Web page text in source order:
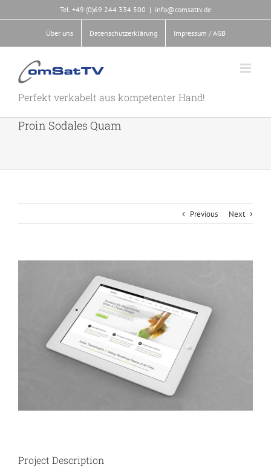
to
Tel. +49 (0)69 244 334 500 | info@comsattv.de
Über uns Datenschutzerklärung Impressum / AGB
Perfekt verkabelt aus kompetenter Hand!
Proin Sodales Quam
Previous Next
Project Description